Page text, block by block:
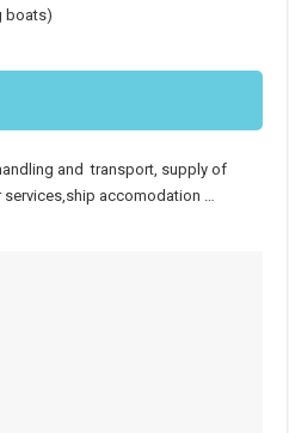
boats)
and transport, supply of
accomodation …